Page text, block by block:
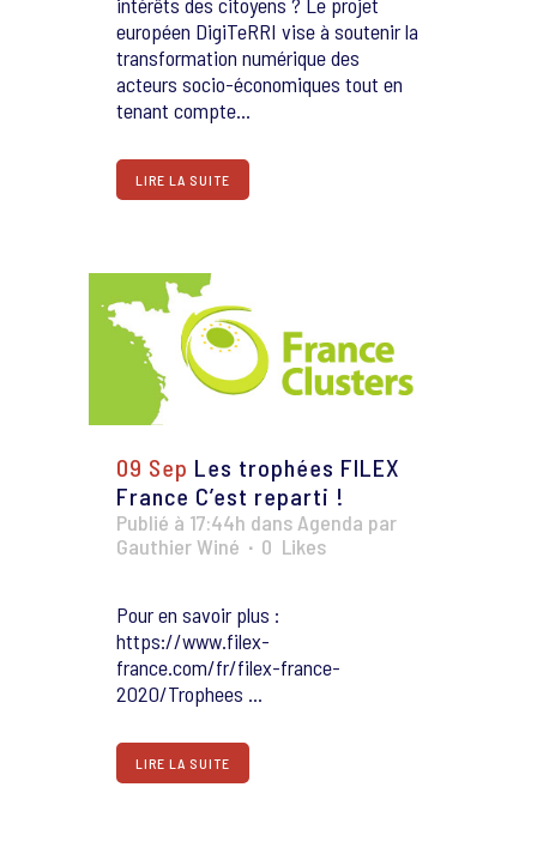
européen DigiTeRRI vise à soutenir la
transformation numérique des
acteurs socio-économiques tout en
tenant compte...
LIRE LA SUITE
09 Sep Les trophées FILEX
France C’est reparti !
Publié à 17:44h dans Agenda par
Gauthier Winé
0 Likes
Pour en savoir plus :
https://www.filex-
france.com/fr/filex-france-
2020/Trophees ...
LIRE LA SUITE